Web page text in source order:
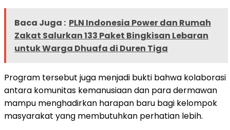
Baca Juga : PLN Indonesia Power dan Rumah
Zakat Salurkan 133 Paket Bingkisan Lebaran
untuk Warga Dhuafa di Duren Tiga
Program tersebut juga menjadi bukti bahwa kolaborasi
antara komunitas kemanusiaan dan para dermawan
mampu menghadirkan harapan baru bagi kelompok
masyarakat yang membutuhkan perhatian lebih.